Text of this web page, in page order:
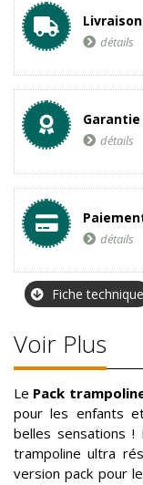
détails
Garantie
détails
détails
Fiche technique
Voir Plus
Le Pack
pour les enfants
belles sensations
trampoline ultra
version pack pour